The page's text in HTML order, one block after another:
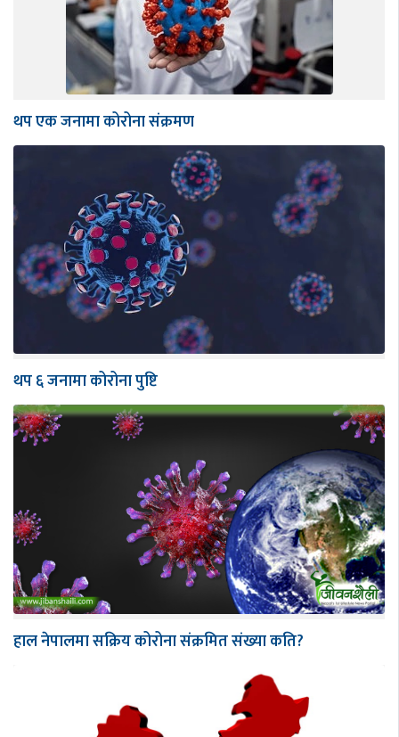
थप एक जनामा कोरोना संक्रमण
थप ६ जनामा कोरोना पुष्टि
हाल नेपालमा सक्रिय कोरोना संक्रमित संख्या कति?